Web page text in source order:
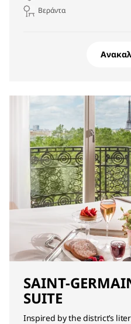
Βεράντα
SAINT-
SUITE
Inspired by the district’s